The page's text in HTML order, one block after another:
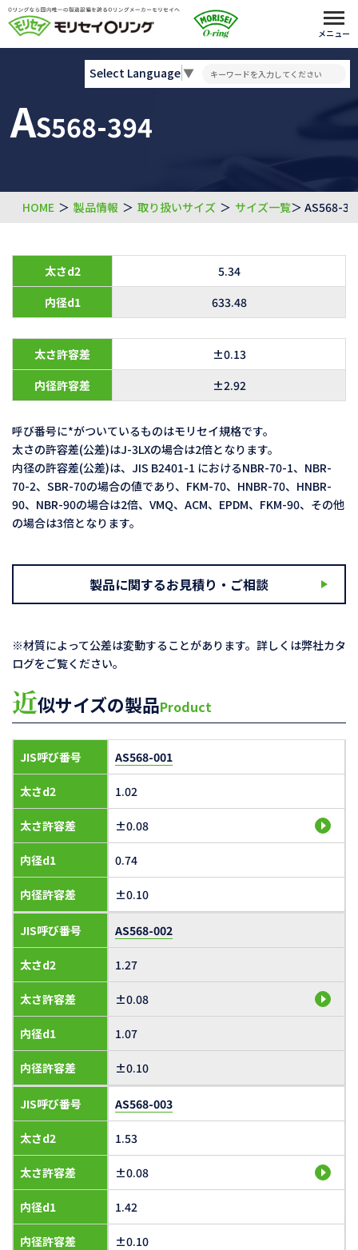
メニュー
AS568-394
Select Language▼
HOME ＞ 製品情報 ＞ 取り扱いサイズ ＞ サイズ一覧＞ AS568-
太さd2
5.34
内径d1
633.48
太さ許容差
±0.13
内径許容差
±2.92
呼び番号に*がついているものはモリセイ規格です。
太さの許容差(公差)はJ-3LXの場合は2倍となります。
内径の許容差(公差)は、JIS B2401-1 におけるNBR-70-1、NBR-
70-2、SBR-70の場合の値であり、FKM-70、HNBR-70、HNBR-
90、NBR-90の場合は2倍、VMQ、ACM、EPDM、FKM-90、その他
の場合は3倍となります。
製品に関するお見積り・ご相談
※材質によって公差は変動することがあります。詳しくは弊社カタ
ログをご覧ください。
近似サイズの製品Product
JIS呼び番号
太さd2
太さ許容差
内径d1
内径許容差
AS568-001
1.02
±0.08
0.74
±0.10
JIS呼び番号
太さd2
太さ許容差
内径d1
内径許容差
AS568-002
1.27
±0.08
1.07
±0.10
JIS呼び番号
太さd2
太さ許容差
内径d1
内径許容差
AS568-003
1.53
±0.08
1.42
±0.10